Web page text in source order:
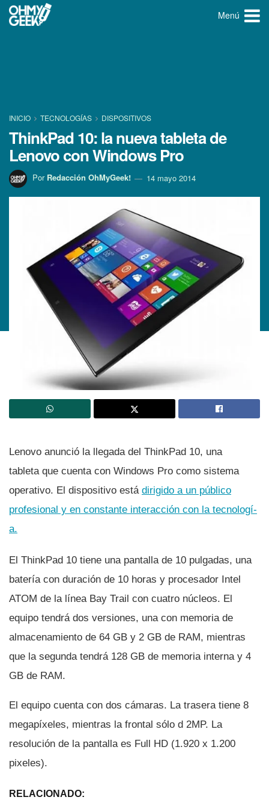
Menú
INICIO TECNOLOGÍ­AS DISPOSITIVOS
ThinkPad 10: la nueva tableta de
Lenovo con Windows Pro
Por Redacción OhMyGeek! 14 mayo 2014
Lenovo anunció la llegada del ThinkPad 10, una
tableta que cuenta con Windows Pro como sistema
operativo. El dispositivo está dirigido a un público
profesional y en constante interacción con la tecnologí­
a.
El ThinkPad 10 tiene una pantalla de 10 pulgadas, una
baterí­a con duración de 10 horas y procesador Intel
ATOM de la lí­nea Bay Trail con cuatro núcleos. El
equipo tendrá dos versiones, una con memoria de
almacenamiento de 64 GB y 2 GB de RAM, mientras
que la segunda tendrá 128 GB de memoria interna y 4
GB de RAM.
El equipo cuenta con dos cámaras. La trasera tiene 8
megapí­xeles, mientras la frontal sólo d 2MP. La
resolución de la pantalla es Full HD (1.920 x 1.200
pixeles).
RELACIONADO: